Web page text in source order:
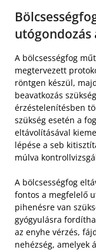
utógondozás
A bölcsességfog
megtervezett
röntgen készül,
beavatkozás
érzéstelenítésben
szükség esetén a
eltávolításával
lépése a seb
múlva
A bölcsességfog
fontos a megfelelő
pihenésre van
gyógyulásra
az enyhe vérzés,
nehézség, amelyek